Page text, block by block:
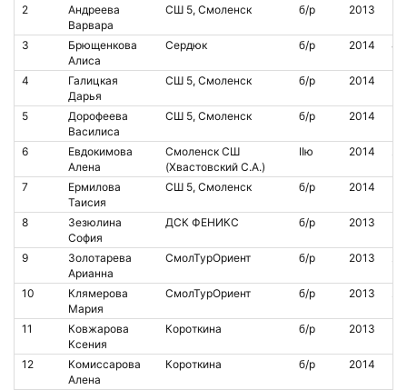
2
Андреева
Варвара
СШ 5, Смоленск б/р 2013
3
Брющенкова
Алиса
Сердюк б/р 2014
4
Галицкая
Дарья
СШ 5, Смоленск б/р 2014
5
Дорофеева
Василиса
СШ 5, Смоленск б/р 2014
6
Евдокимова
Алена
Смоленск СШ
(Хвастовский С.А.)
IIю 2014
7
Ермилова
Таисия
СШ 5, Смоленск б/р 2014
8
Зезюлина
София
ДСК ФЕНИКС б/р 2013
9
Золотарева
Арианна
СмолТурОриент б/р 2013
10
Клямерова
Мария
СмолТурОриент б/р 2013
11
Ковжарова
Ксения
Короткина б/р 2013
12
Комиссарова
Алена
Короткина б/р 2014